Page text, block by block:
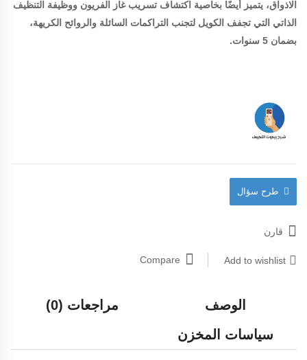
الاذواق، يتميز أيضًا بخاصية اكتشاف تسريب غاز الفريون ووظيفة التنظيف
الذاتي التي تجفف الكويل لتجنب التراكمات السائلة والروائح الكريهة،
بضمان 5 سنوات.
طرح سؤال
قارن
Add to wishlist
Compare
الوصف
مراجعات (0)
سياسات المخزن